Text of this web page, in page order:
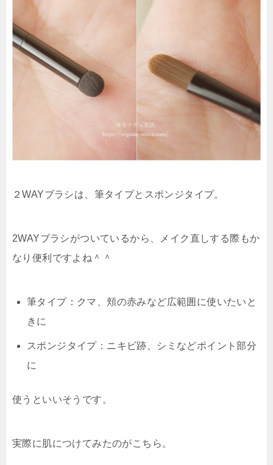
２WAYブラシは、筆タイプとスポンジタイプ。
2WAYブラシがついているから、メイク直しする際もか
なり便利ですよね＾＾
筆タイプ：クマ、頬の赤みなど広範囲に使いたいと
きに
スポンジタイプ：ニキビ跡、シミなどポイント部分
に
使うといいそうです。
実際に肌につけてみたのがこちら。